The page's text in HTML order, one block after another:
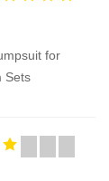
for
Sets